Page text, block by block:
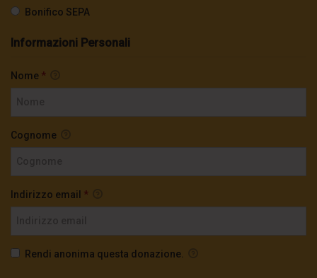
Bonifico SEPA
Informazioni Personali
Nome *
Cognome
Indirizzo email *
Rendi anonima questa donazione.